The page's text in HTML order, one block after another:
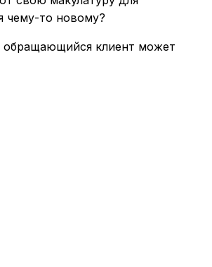
чему-то новому?
обращающийся клиент может